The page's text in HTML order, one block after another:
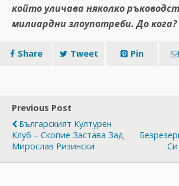
който уличава няколко
милиардни злоупотреби. До кога?
Share Tweet Pin
Previous Post
Българският Културен
Клуб – Скопие Застава Зад
Мирослав Ризински